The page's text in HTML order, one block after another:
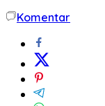
Komentar